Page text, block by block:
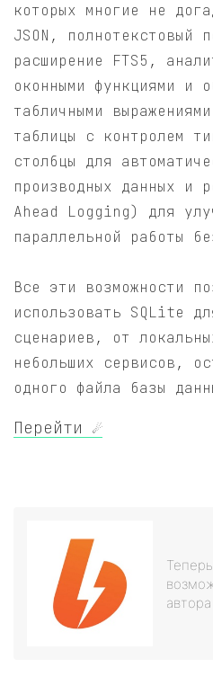
которых многие не
JSON, полнотекстовый
расширение FTS5,
оконными функциями и
табличными
таблицы с контролем
столбцы для
производных данных и
Ahead Logging) для
параллельной работы
Все эти возможности
использовать SQLite
сценариев, от
небольших сервисов,
одного файла базы
Перейти ☄️